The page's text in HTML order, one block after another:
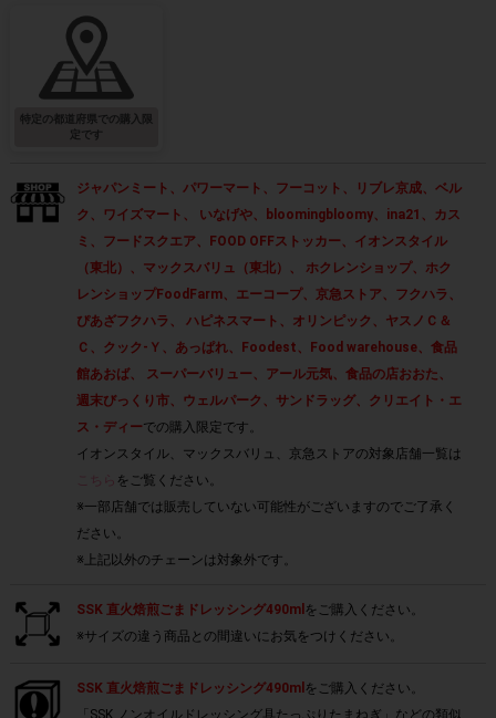
特定の都道府県での購入限
定です
ジャパンミート、パワーマート、フーコット、リブレ京成、ベル
ク、ワイズマート、 いなげや、bloomingbloomy、ina21、カス
ミ、フードスクエア、FOOD OFFストッカー、イオンスタイル
（東北）、マックスバリュ（東北）、 ホクレンショップ、ホク
レンショップFoodFarm、エーコープ、京急ストア、フクハラ、
ぴあざフクハラ、 ハピネスマート、オリンピック、ヤスノＣ＆
Ｃ、クック-Ｙ、あっぱれ、Foodest、Food warehouse、食品
館あおば、 スーパーバリュー、アール元気、食品の店おおた、
週末びっくり市、ウェルパーク、サンドラッグ、クリエイト・エ
ス・ディーでの購入限定です。
イオンスタイル、マックスバリュ、京急ストアの対象店舗一覧は
こちら をご覧ください。
※一部店舗では販売していない可能性がございますのでご了承く
ださい。
※上記以外のチェーンは対象外です。
SSK 直火焙煎ごまドレッシング490ml をご購入ください。
※サイズの違う商品との間違いにお気をつけください。
SSK 直火焙煎ごまドレッシング490ml をご購入ください。
「SSK ノンオイルドレッシング具たっぷりたまねぎ」などの類似